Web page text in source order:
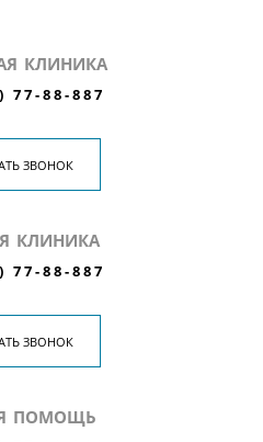
КЛИНИКА
77-88-887
ЗВОНОК
КЛИНИКА
77-88-887
ЗВОНОК
ПОМОЩЬ